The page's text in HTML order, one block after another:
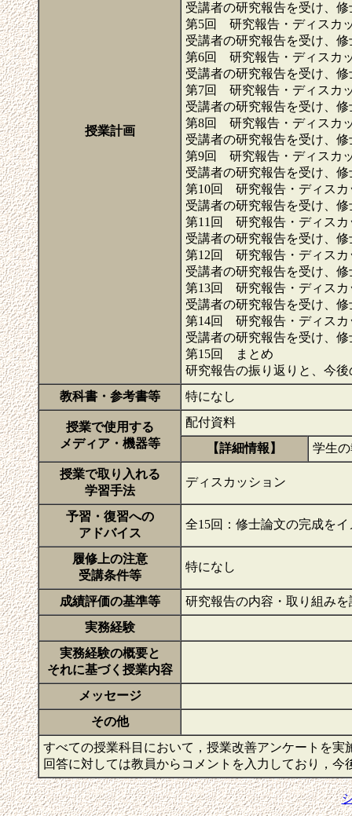
授業計画
受講者の研究報告を受け、
第5回 研究報告・ディスカ
受講者の研究報告を受け、
第6回 研究報告・ディスカ
受講者の研究報告を受け、
第7回 研究報告・ディスカ
受講者の研究報告を受け、
第8回 研究報告・ディスカ
受講者の研究報告を受け、
第9回 研究報告・ディスカ
受講者の研究報告を受け、
第10回 研究報告・ディスカ
受講者の研究報告を受け、
第11回 研究報告・ディスカ
受講者の研究報告を受け、
第12回 研究報告・ディスカ
受講者の研究報告を受け、
第13回 研究報告・ディスカ
受講者の研究報告を受け、
第14回 研究報告・ディスカ
受講者の研究報告を受け、
第15回 まとめ
研究報告の振り返りと、今
教科書・参考書等
特になし
授業で使用する
メディア・機器等
配付資料
【詳細情報】
学生
授業で取り入れる
学習手法
ディスカッション
予習・復習への
アドバイス
全15回：修士論文の完成を
履修上の注意
受講条件等
特になし
成績評価の基準等
研究報告の内容・取り組み
実務経験
実務経験の概要と
それに基づく授業内容
メッセージ
その他
すべての授業科目において，授業改善アンケートを
回答に対しては教員からコメントを入力しており，